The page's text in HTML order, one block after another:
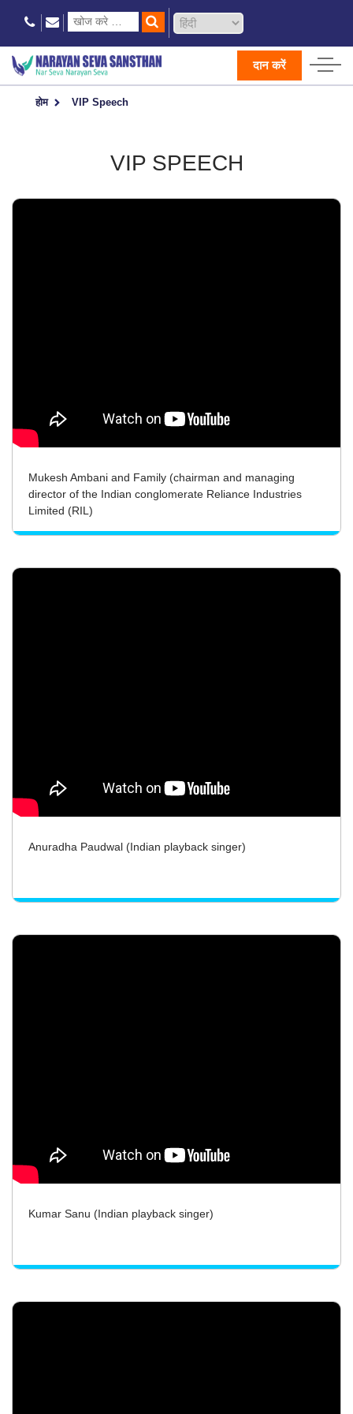
दान करें
होम VIP Speech
VIP SPEECH
Mukesh Ambani and Family (chairman and managing
director of the Indian conglomerate Reliance Industries
Limited (RIL)
Anuradha Paudwal (Indian playback singer)
Kumar Sanu (Indian playback singer)